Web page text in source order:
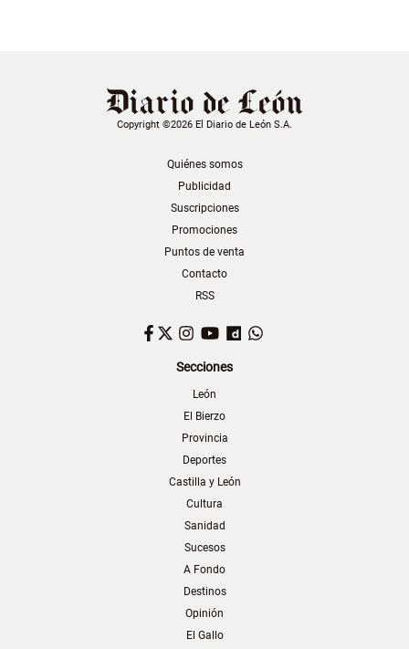
Copyright ©2026 El Diario de León S.A.
Quiénes somos
Publicidad
Suscripciones
Promociones
Puntos de venta
Contacto
RSS
Facebook
TwitterInstagram
YouTubeDailymotion
Secciones
León
El Bierzo
Provincia
Deportes
Castilla y León
Cultura
Sanidad
Sucesos
A Fondo
Destinos
Opinión
El Gallo